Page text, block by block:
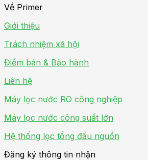
Về Primer
Giới thiệu
Trách nhiệm xã hội
Điểm bán & Bảo hành
Liên hệ
Máy lọc nước RO công nghiệp
Máy lọc nước công suất lớn
Hệ thống lọc tổng đầu nguồn
Đăng ký thông tin nhận